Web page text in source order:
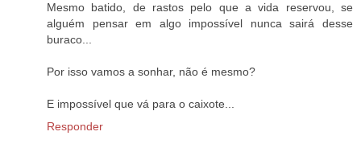
Mesmo batido, de rastos pelo que a vida reservou, se
alguém pensar em algo impossível nunca sairá desse
buraco...
Por isso vamos a sonhar, não é mesmo?
E impossível que vá para o caixote...
Responder